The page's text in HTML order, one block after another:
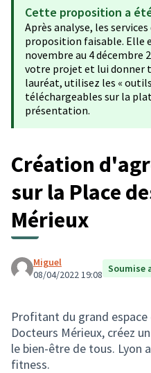
Cette proposition a
Après analyse, les
proposition faisable. Elle
novembre au 4 décembre
votre projet et lui donner
lauréat, utilisez les «
téléchargeables sur la
présentation.
Création
sur la Place
Mérieux
Miguel
08/04/2022 19:08 Soumise
Profitant du grand espace
Docteurs Mérieux, créez
le bien-être de tous. Lyon
fitness.